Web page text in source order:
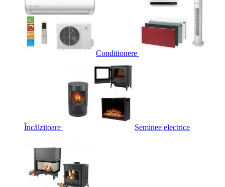
Conditionere
Încălzitoare Seminee electrice